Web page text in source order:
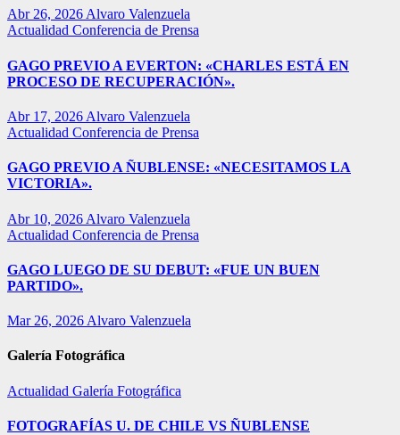
Abr 26, 2026Alvaro Valenzuela
Actualidad Conferencia de Prensa
GAGO PREVIO A EVERTON: «CHARLES ESTÁ EN
PROCESO DE RECUPERACIÓN».
Abr 17, 2026 Alvaro Valenzuela
Actualidad Conferencia de Prensa
GAGO PREVIO A ÑUBLENSE: «NECESITAMOS LA
VICTORIA».
Abr 10, 2026 Alvaro Valenzuela
Actualidad Conferencia de Prensa
GAGO LUEGO DE SU DEBUT: «FUE UN BUEN
PARTIDO».
Mar 26, 2026 Alvaro Valenzuela
Galería Fotográfica
Actualidad Galería Fotográfica
FOTOGRAFÍAS U. DE CHILE VS ÑUBLENSE